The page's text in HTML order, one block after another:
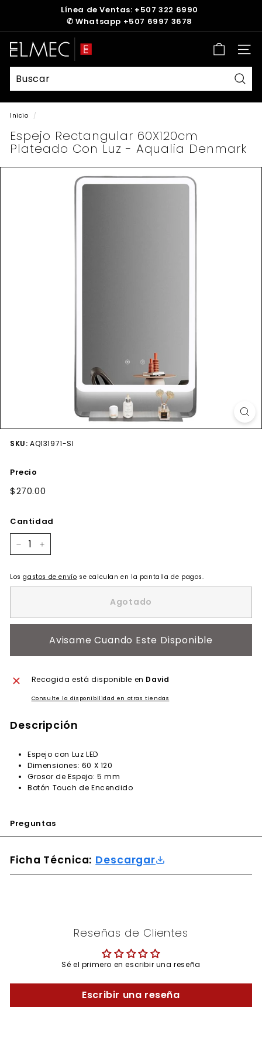
diapositivas
pausa
Línea de Ventas: +507 322 6990
✆ Whatsapp +507 6997 3678
E
L
M
E
C
Inicio /
Espejo Rectangular 60X120cm
Plateado Con Luz - Aqualia Denmark
SKU: AQ131971-SI
Precio
Precio
$270.00
Cantidad
Losgastos de envío se calculan en la pantalla de pagos.
Agotado
Avisame Cuando Este Disponible
Recogida está disponible en David
Consulte la disponibilidad en otras tiendas
Descripción
Espejo con Luz LED
Dimensiones: 60 X 120
Grosor de Espejo: 5 mm
Botón Touch de Encendido
Preguntas
Ficha Técnica: Descargar
Reseñas de Clientes
Sé el primero en escribir una reseña
Escribir una reseña